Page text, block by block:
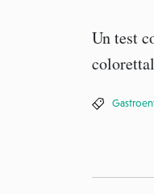
Un test